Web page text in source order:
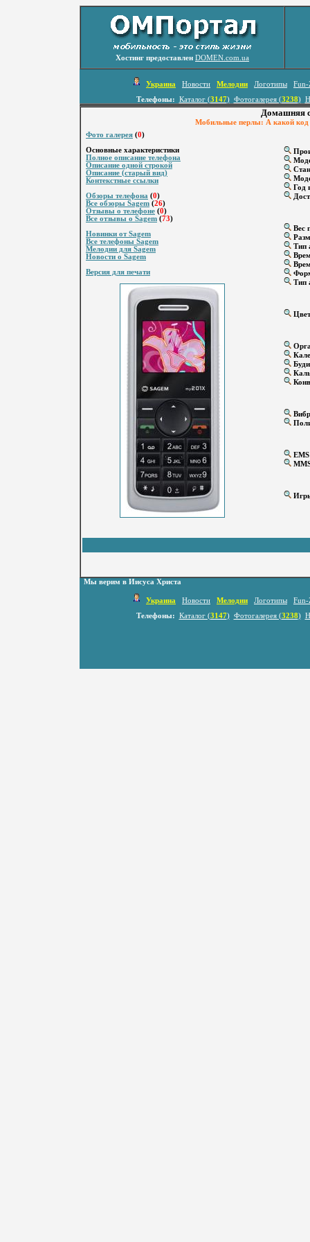
Хостинг предоставлен DOMEN.com.ua
Украина Новости Мелодии Логотипы
Fun-
Телефоны:
Каталог (3147) Фотогалерея (3238)
Домашняя
Мобильные перлы: А какой код
Фото галерея (0)
Основные характеристики
Полное описание телефона
Описание одной строкой
Описание (старый вид)
Контекстные ссылки
Обзоры телефона (0)
Все обзоры Sagem (26)
Отзывы о телефоне (0)
Все отзывы о Sagem (73)
Новинки от Sagem
Все телефоны Sagem
Мелодии для Sagem
Новости о Sagem
Версия для печати
Год
Вес
Тип
Тип
EMS
Мы верим в Иисуса Христа
Украина Новости Мелодии Логотипы
Fun-
Телефоны:
Каталог (3147) Фотогалерея (3238)